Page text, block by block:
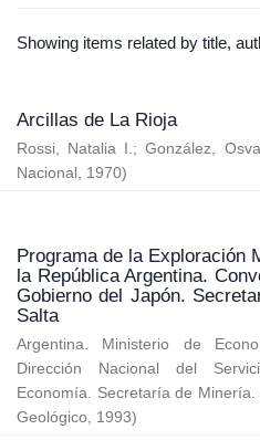
Showing items related by title,
Arcillas de La Rioja
Rossi, Natalia I.;González,
Nacional , 1970)
Programa de la Exploración
la República Argentina.
Gobierno del Japón.
Salta
Argentina. Ministerio de
Dirección Nacional del
Economía. Secretaría de
Geológico, 1993)